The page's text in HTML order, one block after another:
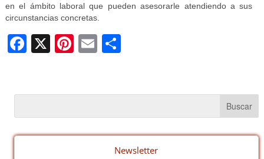
en el ámbito laboral que pueden asesorarle atendiendo a sus
circunstancias concretas.
F
a
e
b
o
X Pi
nt
e
st
E
m
C
p
ar
tir
Newsletter